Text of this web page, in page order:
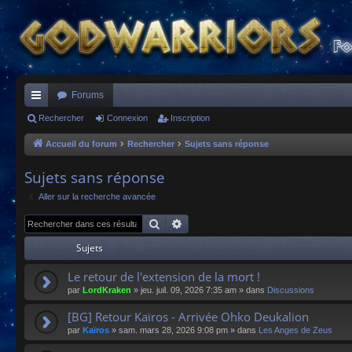
ac
co
s
Forums
Rechercher Connexion Inscription
Accueil du forum Rechercher Sujets sans réponse
Sujets sans réponse
Aller sur la recherche avancée
Rechercher
Sujets
Le retour de l'extension de la mort !
par LordKraken » jeu. juil. 09, 2026 7:35 am » dans Discussions
[BG] Retour Kaïros - Arrivée Ohko Deukalion
par Kaïros » sam. mars 28, 2026 9:08 pm » dans Les Anges de Zeus